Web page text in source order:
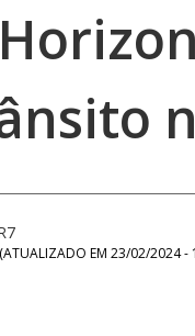
(ATUALIZADO EM 23/02/2024 -